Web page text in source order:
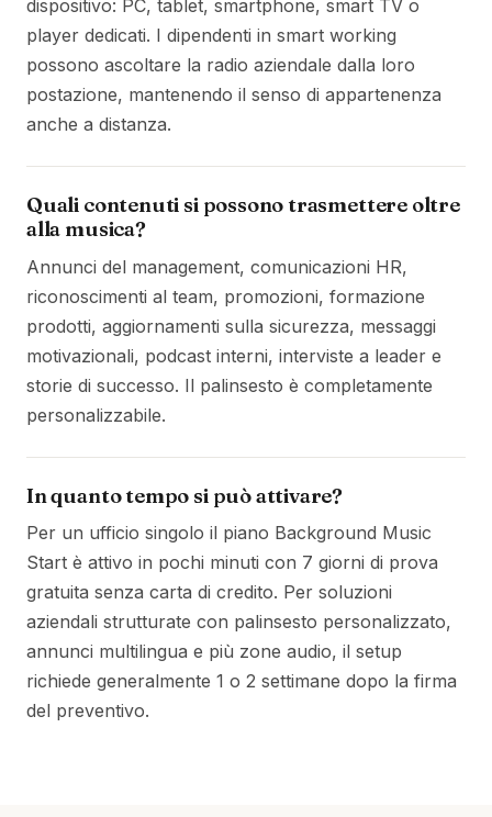
dispositivo: PC, tablet, smartphone, smart TV o
player dedicati. I dipendenti in smart working
possono ascoltare la radio aziendale dalla loro
postazione, mantenendo il senso di appartenenza
anche a distanza.
Quali contenuti si possono trasmettere oltre
alla musica?
Annunci del management, comunicazioni HR,
riconoscimenti al team, promozioni, formazione
prodotti, aggiornamenti sulla sicurezza, messaggi
motivazionali, podcast interni, interviste a leader e
storie di successo. Il palinsesto è completamente
personalizzabile.
In quanto tempo si può attivare?
Per un ufficio singolo il piano Background Music
Start è attivo in pochi minuti con 7 giorni di prova
gratuita senza carta di credito. Per soluzioni
aziendali strutturate con palinsesto personalizzato,
annunci multilingua e più zone audio, il setup
richiede generalmente 1 o 2 settimane dopo la firma
del preventivo.